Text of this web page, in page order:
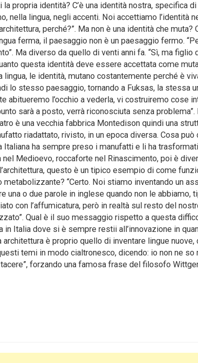
propria identità? C’è una identità nostra, specifica
nella lingua, negli accenti. Noi accettiamo l’identità
perché?”. Ma non è una identità che muta?
ferma, il paesaggio non è un paesaggio fermo.
Ma diverso da quello di venti anni fa. “Sì, ma figlio
questa identità deve essere accettata come
lingua, le identità, mutano costantemente perché è
lo stesso paesaggio, tornando a Fuksas, la stessa
abitueremo l’occhio a vederla, vi costruiremo cose
sarà a posto, verrà riconosciuta senza problema”.
è una vecchia fabbrica Montedison quindi una
riadattato, rivisto, in un epoca diversa. Cosa può
Italiana ha sempre preso i manufatti e li ha
Medioevo, roccaforte nel Rinascimento, poi è
questo è un tipico esempio di come
metabolizzante? “Certo. Noi stiamo inventando un
una o due parole in inglese quando non le abbiamo,
con l’affumicatura, però in realtà sul resto del
Qual è il suo messaggio rispetto a questa
in Italia dove si è sempre restii all’innovazione in
è proprio quello di inventare lingue nuove,
temi in modo cialtronesco, dicendo: io non ne so
forzando una famosa frase del filosofo